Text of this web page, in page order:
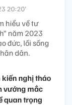
20:20’
hiểu về tư
năm 2023
đức, lối sống
dân.
kiến nghị tháo
vướng mắc
quan trọng